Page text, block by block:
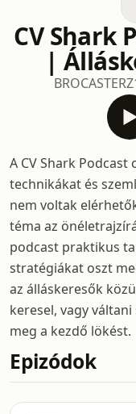
CV Shark
|
BROCASTERZ
A CV Shark Podcast
technikákat és
nem voltak
téma az
podcast praktikus
stratégiákat oszt
az álláskeresők
keresel, vagy
meg a kezdő lökést.
Epizódok